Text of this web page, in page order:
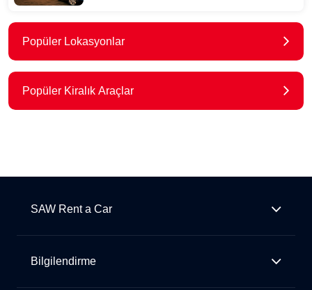
Popüler Lokasyonlar
Popüler Kiralık Araçlar
SAW Rent a Car
Bilgilendirme